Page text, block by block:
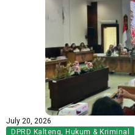
July 20, 2026
DPRD Kalteng, Hukum & Kriminal